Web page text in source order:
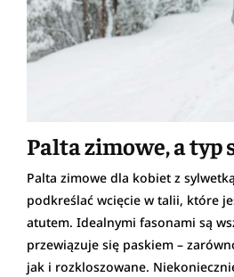
Palta zimowe, a
Palta zimowe dla kobiet z
podkreślać wcięcie w talii, które
atutem. Idealnymi fasonami są
przewiązuje się paskiem –
jak i rozkloszowane.